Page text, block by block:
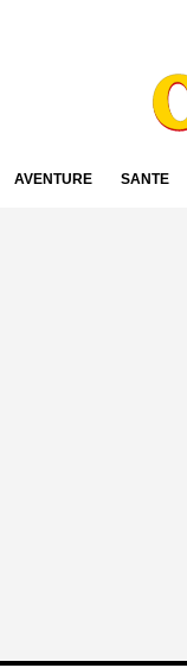
AVENTURE SANTÉ